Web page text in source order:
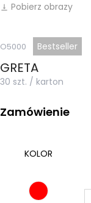
vertical_align_bottom Pobierz obrazy
O5000 Bestseller
GRETA
30 szt. / karton
Zamówienie
KOLOR